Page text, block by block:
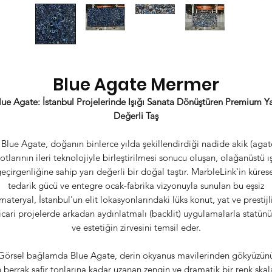
Blue Agate Mermer
Agate: İstanbul Projelerinde Işığı Sanata Dönüştüren Premium
Değerli Taş
Blue Agate, doğanın binlerce yılda şekillendirdiği nadide akik
ileri teknolojiyle birleştirilmesi sonucu oluşan, olağanüstü
sahip yarı değerli bir doğal taştır. MarbleLink'in
tedarik gücü ve entegre ocak-fabrika vizyonuyla sunulan bu eşsiz
materyal, İstanbul'un elit lokasyonlarındaki lüks konut, yat ve prestijli
projelerde arkadan aydınlatmalı (backlit) uygulamalarla
ve estetiğin zirvesini temsil eder.
bağlamda Blue Agate, derin okyanus mavilerinden
berrak safir tonlarına kadar uzanan zengin ve dramatik bir renk